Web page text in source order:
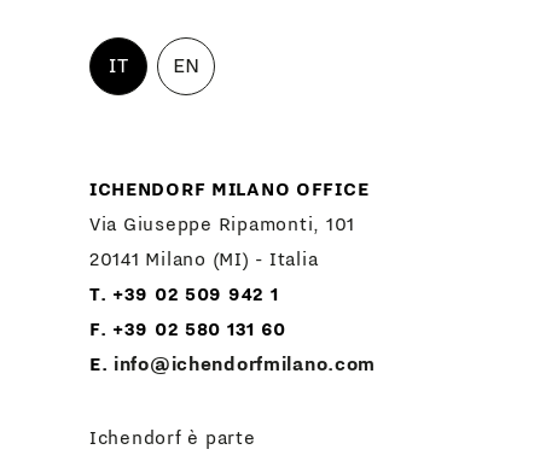
IT EN
ICHENDORF MILANO OFFICE
Via Giuseppe Ripamonti, 101
20141 Milano (MI) - Italia
T. +39 02 509 942 1
F. +39 02 580 131 60
E. info@ichendorfmilano.com
Ichendorf è parte